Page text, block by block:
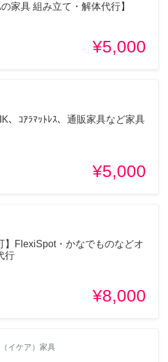
家具 組み立て・解体代行】
¥5,000
、ｺｱﾗﾏｯﾄﾚｽ、通販家具など家具
¥5,000
】FlexiSpot・かなでものなどオ
行
¥8,000
イケア）家具